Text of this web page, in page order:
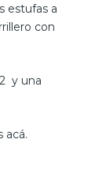
estufas a
con
y una
acá.